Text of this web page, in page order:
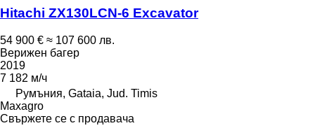
Hitachi ZX130LCN-6 Excavator
54 900 € ≈ 107 600 лв.
Верижен багер
2019
7 182 м/ч
Румъния, Gataia, Jud. Timis
Maxagro
Свържете се с продавача